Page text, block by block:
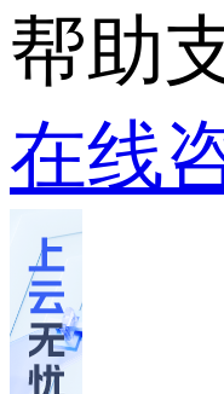
帮助
在线